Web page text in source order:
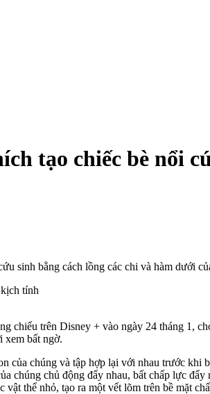
tạo chiếc bè nổi
sinh bằng cách lồng các chi và hàm dưới
trên Disney + vào ngày 24 tháng 1,
xem bất ngờ.
của chúng và tập hợp lại với nhau trước
chúng chủ động đẩy nhau, bất chấp lực
thể nhỏ, tạo ra một vết lõm trên bề mặt